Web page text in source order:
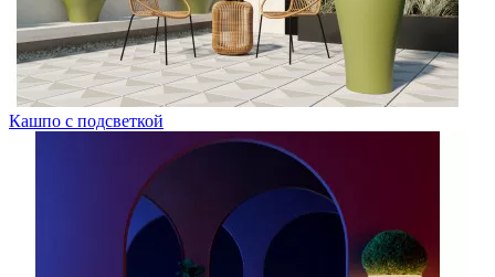
Кашпо с подсветкой